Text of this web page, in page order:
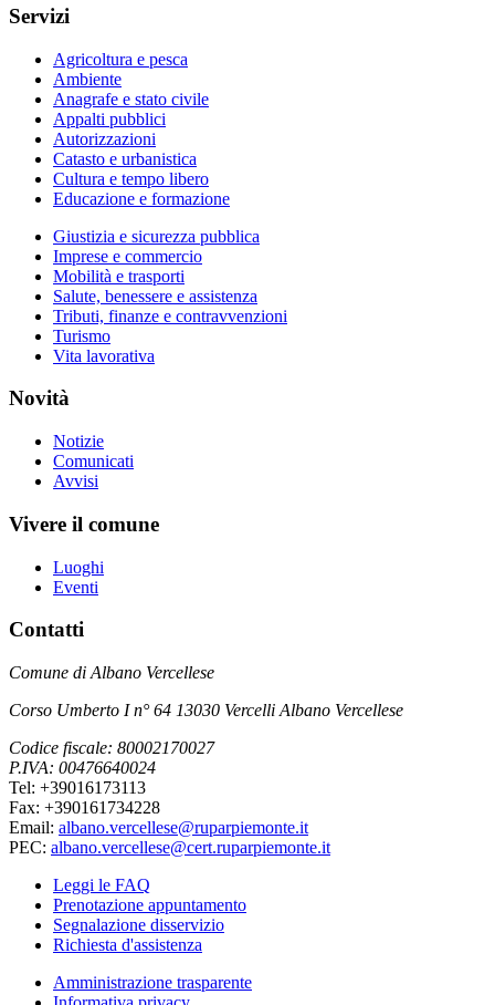
Servizi
Agricoltura e pesca
Ambiente
Anagrafe e stato civile
Appalti pubblici
Autorizzazioni
Catasto e urbanistica
Cultura e tempo libero
Educazione e formazione
Giustizia e sicurezza pubblica
Imprese e commercio
Mobilità e trasporti
Salute, benessere e assistenza
Tributi, finanze e contravvenzioni
Turismo
Vita lavorativa
Novità
Notizie
Comunicati
Avvisi
Vivere il comune
Luoghi
Eventi
Contatti
Comune di Albano Vercellese
Corso Umberto I n° 64 13030 Vercelli Albano Vercellese
Codice fiscale: 80002170027
P.IVA: 00476640024
Tel: +39016173113
Fax: +390161734228
Email: albano.vercellese@ruparpiemonte.it
PEC: albano.vercellese@cert.ruparpiemonte.it
Leggi le FAQ
Prenotazione appuntamento
Segnalazione disservizio
Richiesta d'assistenza
Amministrazione trasparente